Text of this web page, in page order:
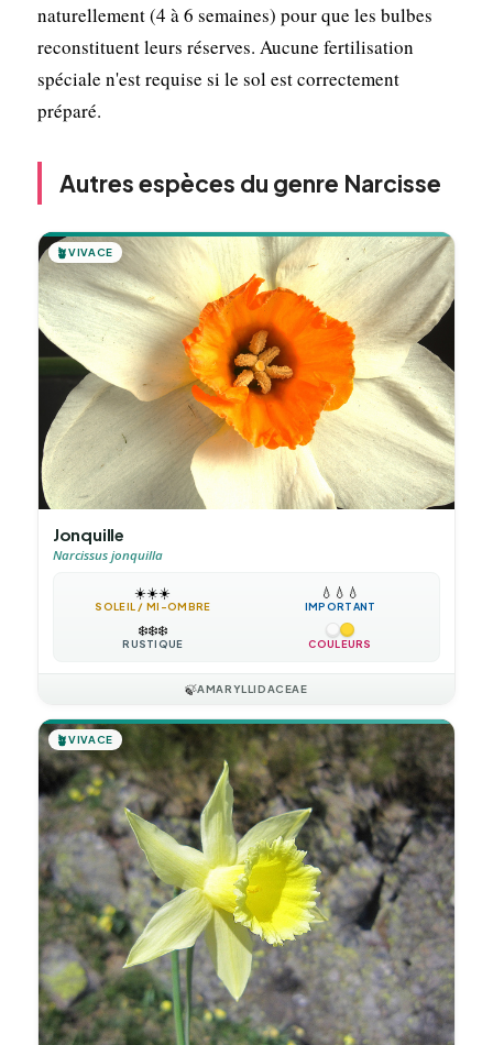
naturellement (4 à 6 semaines) pour que les bulbes
reconstituent leurs réserves. Aucune fertilisation
spéciale n'est requise si le sol est correctement
préparé.
Autres espèces du genre Narcisse
🪴VIVACE
Jonquille
Narcissus jonquilla
☀️☀️☀️
SOLEIL / MI-OMBRE
💧 💧 💧
IMPORTANT
❄️❄️❄️
RUSTIQUE COULEURS
🍃AMARYLLIDACEAE
🪴VIVACE